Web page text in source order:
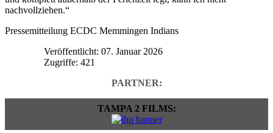
nachvollziehen.“
Pressemitteilung ECDC Memmingen Indians
Veröffentlicht: 07. Januar 2026
Zugriffe: 421
PARTNER:
TAMPA 2 FILMS: